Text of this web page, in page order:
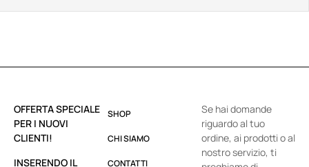
OFFERTA SPECIALE
PER I NUOVI
CLIENTI!
INSERENDO IL
SHOP
CHI SIAMO
CONTATTI
Se hai domande
riguardo al tuo
ordine, ai prodotti o al
nostro servizio, ti